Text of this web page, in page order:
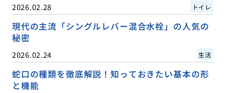
2026.02.28 トイレ
現代の主流「シングルレバー混合水栓」の人気の
秘密
2026.02.24 生活
蛇口の種類を徹底解説！知っておきたい基本の形
と機能